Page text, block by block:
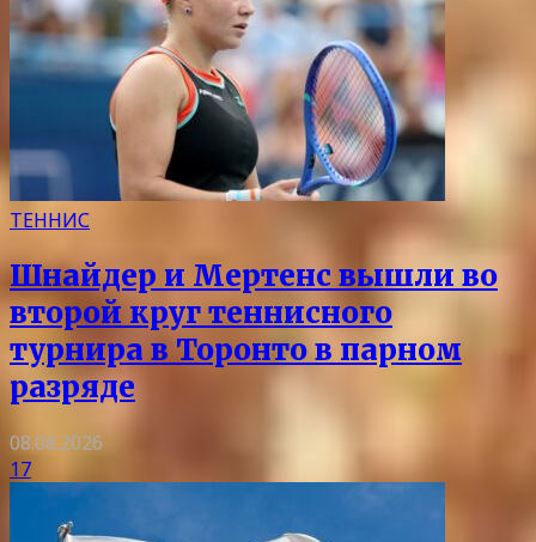
ТЕННИС
Шнайдер и Мертенс вышли во
второй круг теннисного
турнира в Торонто в парном
разряде
08.08.2026
17